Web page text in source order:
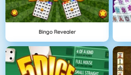
Bingo Revealer